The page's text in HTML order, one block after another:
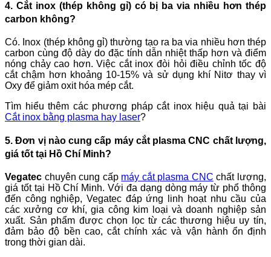
4. Cắt inox (thép không gỉ) có bị ba via nhiều hơn thép
carbon không?
Có. Inox (thép không gỉ) thường tạo ra ba via nhiều hơn thép
carbon cùng độ dày do đặc tính dẫn nhiệt thấp hơn và điểm
nóng chảy cao hơn. Việc cắt inox đòi hỏi điều chỉnh tốc độ
cắt chậm hơn khoảng 10-15% và sử dụng khí Nitơ thay vì
Oxy để giảm oxit hóa mép cắt.
Tìm hiểu thêm các phương pháp cắt inox hiệu quả tại bài
Cắt inox bằng plasma hay laser?
5. Đơn vị nào cung cấp máy cắt plasma CNC chất lượng,
giá tốt tại Hồ Chí Minh?
Vegatec chuyên cung cấp máy cắt plasma CNC chất lượng,
giá tốt tại Hồ Chí Minh. Với đa dạng dòng máy từ phổ thông
đến công nghiệp, Vegatec đáp ứng linh hoạt nhu cầu của
các xưởng cơ khí, gia công kim loại và doanh nghiệp sản
xuất. Sản phẩm được chọn lọc từ các thương hiệu uy tín,
đảm bảo độ bền cao, cắt chính xác và vận hành ổn định
trong thời gian dài.